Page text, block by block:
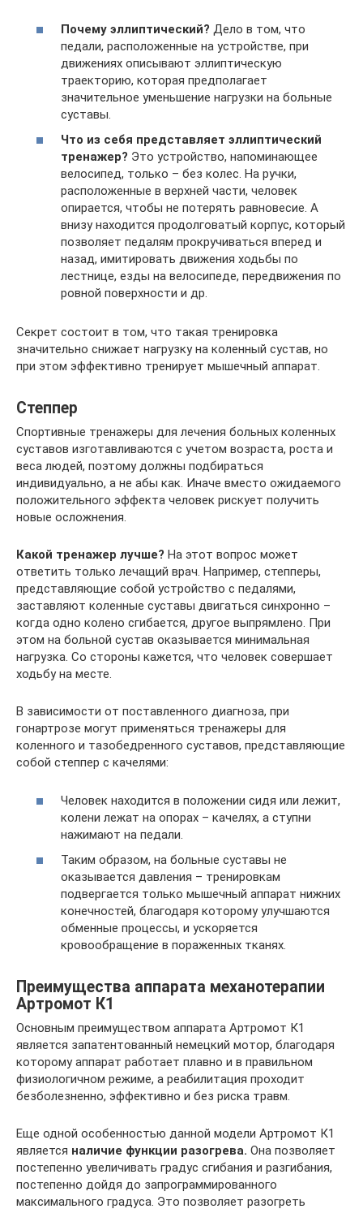
Почему эллиптический? Дело в том, что
педали, расположенные на устройстве, при
движениях описывают эллиптическую
траекторию, которая предполагает
значительное уменьшение нагрузки на больные
суставы.
Что из себя представляет эллиптический
тренажер? Это устройство, напоминающее
велосипед, только – без колес. На ручки,
расположенные в верхней части, человек
опирается, чтобы не потерять равновесие. А
внизу находится продолговатый корпус, который
позволяет педалям прокручиваться вперед и
назад, имитировать движения ходьбы по
лестнице, езды на велосипеде, передвижения по
ровной поверхности и др.
Секрет состоит в том, что такая тренировка
значительно снижает нагрузку на коленный сустав, но
при этом эффективно тренирует мышечный аппарат.
Степпер
Спортивные тренажеры для лечения больных коленных
суставов изготавливаются с учетом возраста, роста и
веса людей, поэтому должны подбираться
индивидуально, а не абы как. Иначе вместо ожидаемого
положительного эффекта человек рискует получить
новые осложнения.
Какой тренажер лучше? На этот вопрос может
ответить только лечащий врач. Например, степперы,
представляющие собой устройство с педалями,
заставляют коленные суставы двигаться синхронно –
когда одно колено сгибается, другое выпрямлено. При
этом на больной сустав оказывается минимальная
нагрузка. Со стороны кажется, что человек совершает
ходьбу на месте.
В зависимости от поставленного диагноза, при
гонартрозе могут применяться тренажеры для
коленного и тазобедренного суставов, представляющие
собой степпер с качелями:
Человек находится в положении сидя или лежит,
колени лежат на опорах – качелях, а ступни
нажимают на педали.
Таким образом, на больные суставы не
оказывается давления – тренировкам
подвергается только мышечный аппарат нижних
конечностей, благодаря которому улучшаются
обменные процессы, и ускоряется
кровообращение в пораженных тканях.
Преимущества аппарата механотерапии
Артромот К1
Основным преимуществом аппарата Артромот К1
является запатентованный немецкий мотор, благодаря
которому аппарат работает плавно и в правильном
физиологичном режиме, а реабилитация проходит
безболезненно, эффективно и без риска травм.
Еще одной особенностью данной модели Артромот К1
является наличие функции разогрева. Она позволяет
постепенно увеличивать градус сгибания и разгибания,
постепенно дойдя до запрограммированного
максимального градуса. Это позволяет разогреть